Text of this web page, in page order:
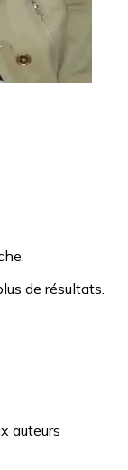
de résultats.
auteurs